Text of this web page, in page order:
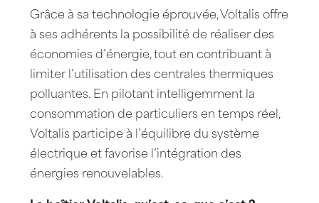
Grâce à sa technologie éprouvée, Voltalis offre
à ses adhérents la possibilité de réaliser des
économies d’énergie, tout en contribuant à
limiter l’utilisation des centrales thermiques
polluantes. En pilotant intelligemment la
consommation de particuliers en temps réel,
Voltalis participe à l’équilibre du système
électrique et favorise l’intégration des
énergies renouvelables.